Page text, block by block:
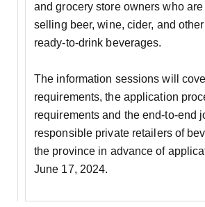
and grocery store owners who
selling beer, wine, cider, and
ready-to-drink beverages.
The information sessions will
requirements, the application
requirements and the end-to-end
responsible private retailers of
the province in advance of
June 17, 2024.